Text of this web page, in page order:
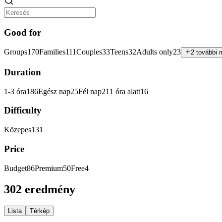
Good for
Groups170Families111Couples33Teens32Adults only23 2 további
Duration
1-3 óra186Egész nap25Fél nap21 1 óra alatt16
Difficulty
Közepes131
Price
Budget86Premium50Free4
302 eredmény
Lista Térkép